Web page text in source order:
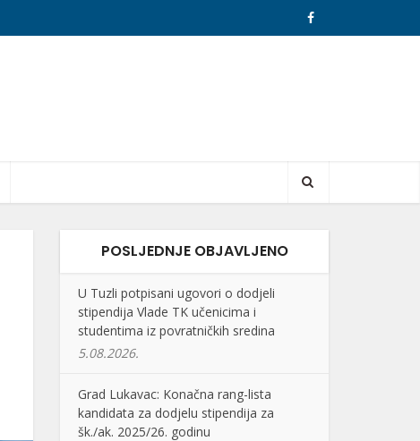
POSLJEDNJE OBJAVLJENO
U Tuzli potpisani ugovori o dodjeli
stipendija Vlade TK učenicima i
studentima iz povratničkih sredina
5.08.2026.
Grad Lukavac: Konačna rang-lista
kandidata za dodjelu stipendija za
šk./ak. 2025/26. godinu